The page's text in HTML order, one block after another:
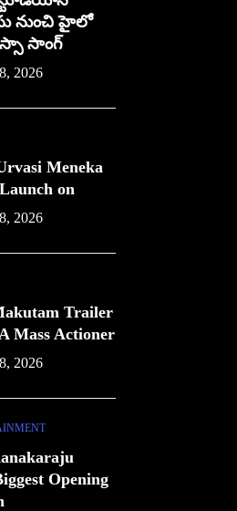
నుంచి హైలో
సాంగ్
2026
Meneka
on
2026
Trailer
Mass Actioner
2026
Opening